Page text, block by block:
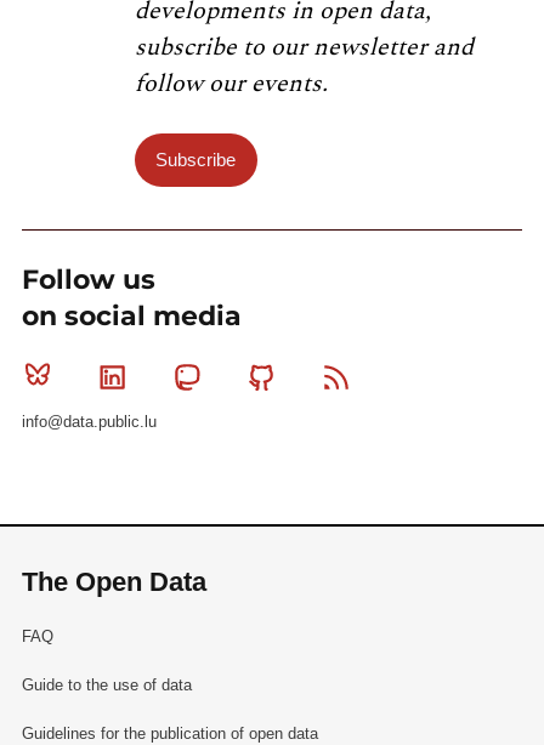
developments in open data,
subscribe to our newsletter and
follow our events.
Subscribe
Follow us
on social media
Bluesky Linkedin MastodonGithub
info@data.public.lu
The Open Data
FAQ
Guide to the use of data
Guidelines for the publication of open data